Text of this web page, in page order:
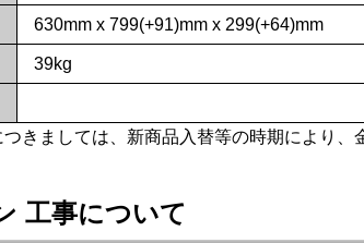
630mm x 799(+91)mm x 299(+64)mm
39kg
きましては、新商品入替等の時期により、
工事について